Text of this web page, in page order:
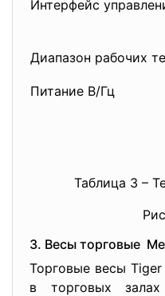
Интерфейс
Диапазон рабочих
Питание В/Гц
Таблица 3 –
3. Весы торговые
Торговые весы
в торговых